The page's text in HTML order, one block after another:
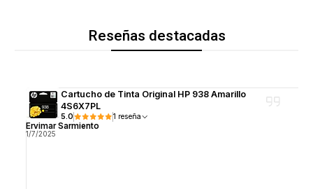
Reseñas destacadas
Cartucho de Tinta Original HP 938 Amarillo
4S6X7PL
5.0 1 reseña
Ervimar Sarmiento
1/7/2025